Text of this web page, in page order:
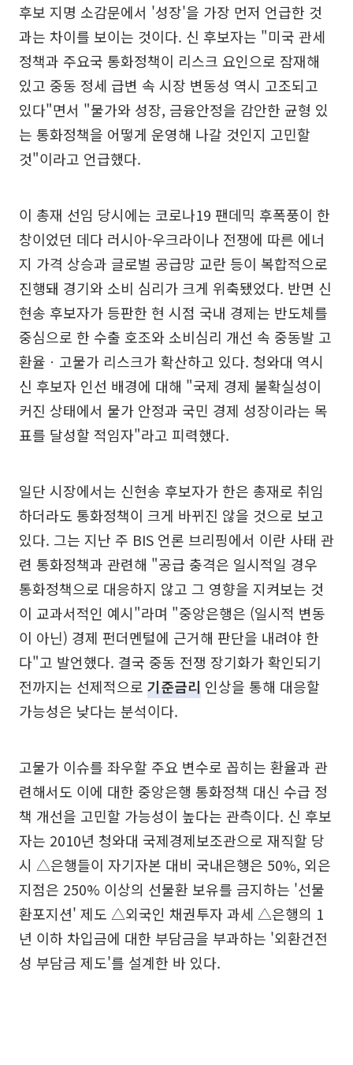
후보 지명 소감문에서 '성장'을 가장 먼저 언급한 것
과는 차이를 보이는 것이다. 신 후보자는 "미국 관세
정책과 주요국 통화정책이 리스크 요인으로 잠재해
있고 중동 정세 급변 속 시장 변동성 역시 고조되고
있다"면서 "물가와 성장, 금융안정을 감안한 균형 있
는 통화정책을 어떻게 운영해 나갈 것인지 고민할
것"이라고 언급했다.
이 총재 선임 당시에는 코로나19 팬데믹 후폭풍이 한
창이었던 데다 러시아-우크라이나 전쟁에 따른 에너
지 가격 상승과 글로벌 공급망 교란 등이 복합적으로
진행돼 경기와 소비 심리가 크게 위축됐었다. 반면 신
현송 후보자가 등판한 현 시점 국내 경제는 반도체를
중심으로 한 수출 호조와 소비심리 개선 속 중동발 고
환율ㆍ고물가 리스크가 확산하고 있다. 청와대 역시
신 후보자 인선 배경에 대해 "국제 경제 불확실성이
커진 상태에서 물가 안정과 국민 경제 성장이라는 목
표를 달성할 적임자"라고 피력했다.
일단 시장에서는 신현송 후보자가 한은 총재로 취임
하더라도 통화정책이 크게 바뀌진 않을 것으로 보고
있다. 그는 지난 주 BIS 언론 브리핑에서 이란 사태 관
련 통화정책과 관련해 "공급 충격은 일시적일 경우
통화정책으로 대응하지 않고 그 영향을 지켜보는 것
이 교과서적인 예시"라며 "중앙은행은 (일시적 변동
이 아닌) 경제 펀더멘털에 근거해 판단을 내려야 한
다"고 발언했다. 결국 중동 전쟁 장기화가 확인되기
전까지는 선제적으로 기준금리 인상을 통해 대응할
가능성은 낮다는 분석이다.
고물가 이슈를 좌우할 주요 변수로 꼽히는 환율과 관
련해서도 이에 대한 중앙은행 통화정책 대신 수급 정
책 개선을 고민할 가능성이 높다는 관측이다. 신 후보
자는 2010년 청와대 국제경제보조관으로 재직할 당
시 △은행들이 자기자본 대비 국내은행은 50%, 외은
지점은 250% 이상의 선물환 보유를 금지하는 '선물
환포지션' 제도 △외국인 채권투자 과세 △은행의 1
년 이하 차입금에 대한 부담금을 부과하는 '외환건전
성 부담금 제도'를 설계한 바 있다.